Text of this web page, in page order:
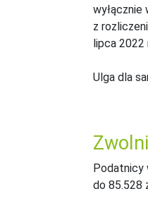
z
lipca 2022
Ulga dla
Podatnicy
do 85.528